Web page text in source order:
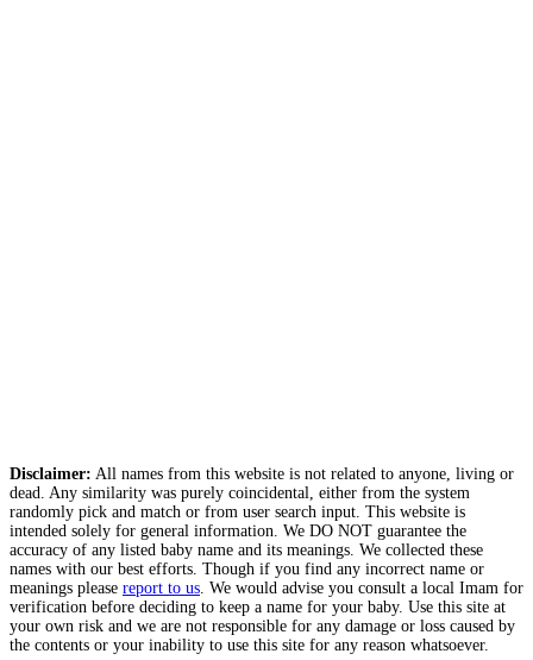
Disclaimer: All names from this website is not related to anyone, living or
dead. Any similarity was purely coincidental, either from the system
randomly pick and match or from user search input. This website is
intended solely for general information. We DO NOT guarantee the
accuracy of any listed baby name and its meanings. We collected these
names with our best efforts. Though if you find any incorrect name or
meanings please report to us . We would advise you consult a local Imam for
verification before deciding to keep a name for your baby. Use this site at
your own risk and we are not responsible for any damage or loss caused by
the contents or your inability to use this site for any reason whatsoever.